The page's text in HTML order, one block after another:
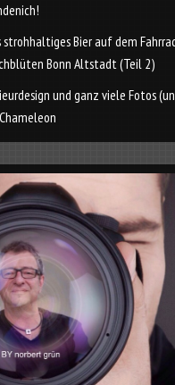
Bier auf dem
Bonn Altstadt (Teil 2)
und ganz viele Fotos
Chameleon